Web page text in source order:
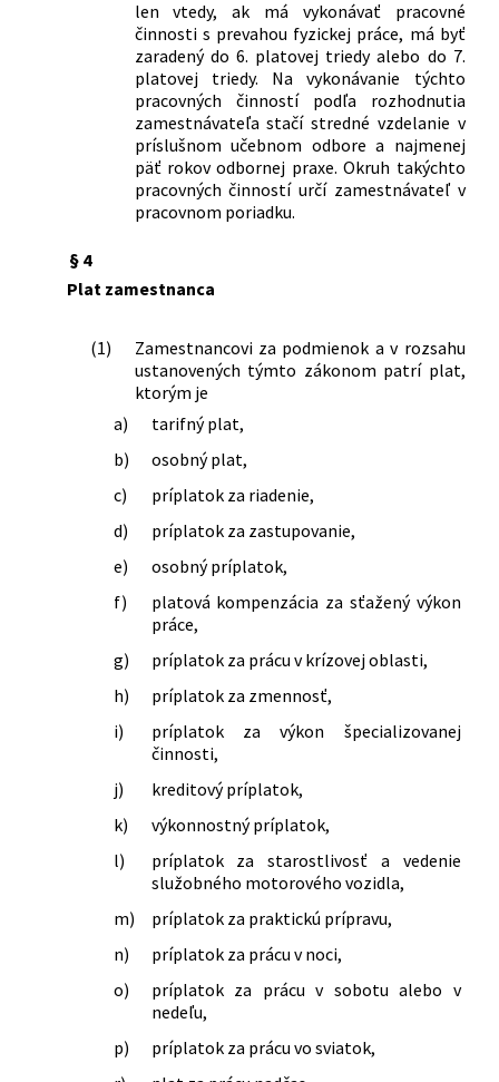
len vtedy, ak má vykonávať pracovné
činnosti s prevahou fyzickej práce, má byť
zaradený do 6. platovej triedy alebo do 7.
platovej triedy. Na vykonávanie týchto
pracovných činností podľa rozhodnutia
zamestnávateľa stačí stredné vzdelanie v
príslušnom učebnom odbore a najmenej
päť rokov odbornej praxe. Okruh takýchto
pracovných činností určí zamestnávateľ v
pracovnom poriadku.
§ 4
Plat zamestnanca
(1)
Zamestnancovi za podmienok a v rozsahu
ustanovených týmto zákonom patrí plat,
ktorým je
a)
tarifný plat,
b)
osobný plat,
c)
príplatok za riadenie,
d)
príplatok za zastupovanie,
e)
osobný príplatok,
f)
platová kompenzácia za sťažený výkon
práce,
g)
príplatok za prácu v krízovej oblasti,
h)
príplatok za zmennosť,
i)
príplatok za výkon špecializovanej
činnosti,
j)
kreditový príplatok,
k)
výkonnostný príplatok,
l)
príplatok za starostlivosť a vedenie
služobného motorového vozidla,
m)
príplatok za praktickú prípravu,
n)
príplatok za prácu v noci,
o)
príplatok za prácu v sobotu alebo v
nedeľu,
p)
príplatok za prácu vo sviatok,